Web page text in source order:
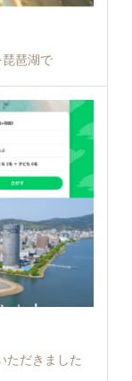
琶湖で
ただきました